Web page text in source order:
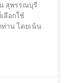
น สุพรรณบุรี
ลือกใช้
ท่าน โดยเน้น